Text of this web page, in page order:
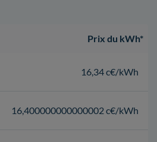
Prix du kWh*
16,34 c€/kWh
16,400000000000002 c€/kWh